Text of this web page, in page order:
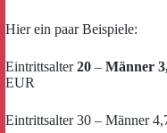
Hier ein paar Beispiele:
Eintrittsalter20 – Männer
EUR
Eintrittsalter 30 – Männer